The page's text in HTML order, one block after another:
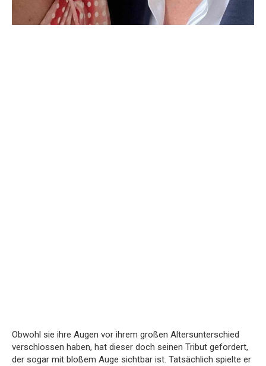
Obwohl sie ihre Augen vor ihrem großen Altersunterschied
verschlossen haben, hat dieser doch seinen Tribut gefordert,
der sogar mit bloßem Auge sichtbar ist. Tatsächlich spielte er